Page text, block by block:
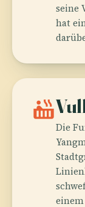
seine
hat
hot_tub
Die